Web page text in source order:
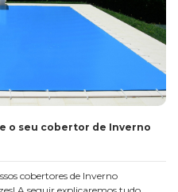
o seu cobertor de Inverno
cobertores de Inverno